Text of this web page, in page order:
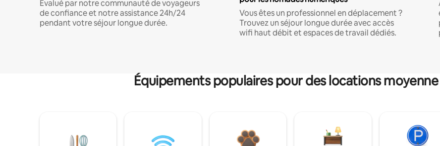
Évalué par notre communauté de voyageurs
de confiance et notre assistance 24h/24
pendant votre séjour longue durée.
Vous êtes un professionnel en déplacement ?
Trouvez un séjour longue durée avec accès
wifi haut débit et espaces de travail dédiés.
Équipements populaires pour des locations